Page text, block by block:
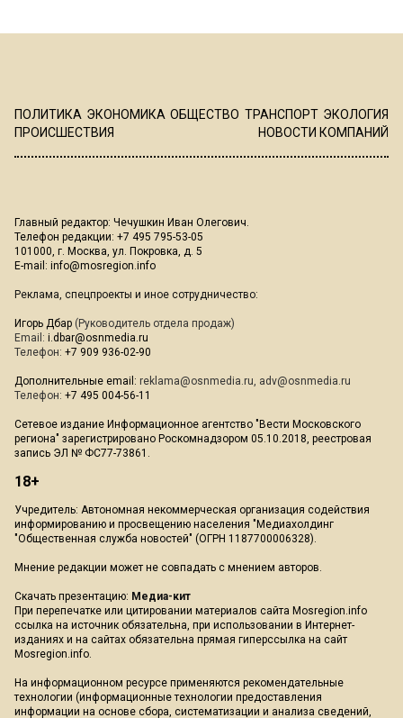
ПОЛИТИКА ЭКОНОМИКА ОБЩЕСТВО ТРАНСПОРТ ЭКОЛОГИЯ
ПРОИСШЕСТВИЯ
НОВОСТИ КОМПАНИЙ
Главный редактор: Чечушкин Иван Олегович.
Телефон редакции: +7 495 795-53-05
101000, г. Москва, ул. Покровка, д. 5
E-mail: info@mosregion.info
Реклама, спецпроекты и иное сотрудничество:
Игорь Дбар (Руководитель отдела продаж)
Email: i.dbar@osnmedia.ru
Телефон: +7 909 936-02-90
Дополнительные email: reklama@osnmedia.ru, adv@osnmedia.ru
Телефон: +7 495 004-56-11
Сетевое издание Информационное агентство "Вести Московского
региона" зарегистрировано Роскомнадзором 05.10.2018, реестровая
запись ЭЛ № ФС77-73861.
18+
Учредитель: Автономная некоммерческая организация содействия
информированию и просвещению населения "Медиахолдинг
"Общественная служба новостей" (ОГРН 1187700006328).
Мнение редакции может не совпадать с мнением авторов.
Скачать презентацию: Медиа-кит
При перепечатке или цитировании материалов сайта Mosregion.info
ссылка на источник обязательна, при использовании в Интернет-
изданиях и на сайтах обязательна прямая гиперссылка на сайт
Mosregion.info.
На информационном ресурсе применяются рекомендательные
технологии (информационные технологии предоставления
информации на основе сбора, систематизации и анализа сведений,